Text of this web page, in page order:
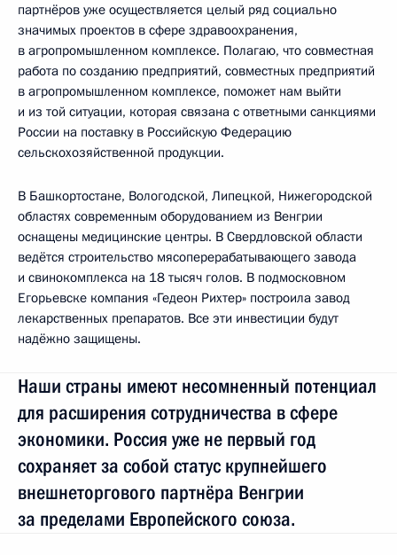
партнёров уже осуществляется целый ряд социально
значимых проектов в сфере здравоохранения,
в агропромышленном комплексе. Полагаю, что совместная
работа по созданию предприятий, совместных предприятий
в агропромышленном комплексе, поможет нам выйти
и из той ситуации, которая связана с ответными санкциями
России на поставку в Российскую Федерацию
сельскохозяйственной продукции.
В Башкортостане, Вологодской, Липецкой, Нижегородской
областях современным оборудованием из Венгрии
оснащены медицинские центры. В Свердловской области
ведётся строительство мясоперерабатывающего завода
и свинокомплекса на 18 тысяч голов. В подмосковном
Егорьевске компания «Гедеон Рихтер» построила завод
лекарственных препаратов. Все эти инвестиции будут
надёжно защищены.
Наши страны имеют несомненный потенциал
для расширения сотрудничества в сфере
экономики. Россия уже не первый год
сохраняет за собой статус крупнейшего
внешнеторгового партнёра Венгрии
за пределами Европейского союза.